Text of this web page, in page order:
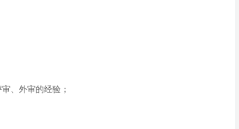
、外审的经验；